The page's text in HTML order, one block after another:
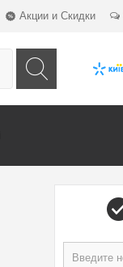
Акции и Скидки